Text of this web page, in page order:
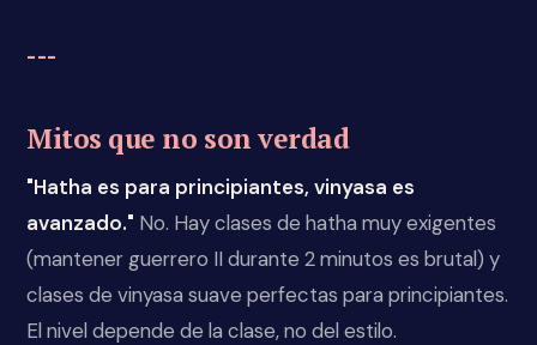
---
Mitos que no son verdad
"Hatha es para principiantes, vinyasa es
avanzado." No. Hay clases de hatha muy exigentes
(mantener guerrero II durante 2 minutos es brutal) y
clases de vinyasa suave perfectas para principiantes.
El nivel depende de la clase, no del estilo.